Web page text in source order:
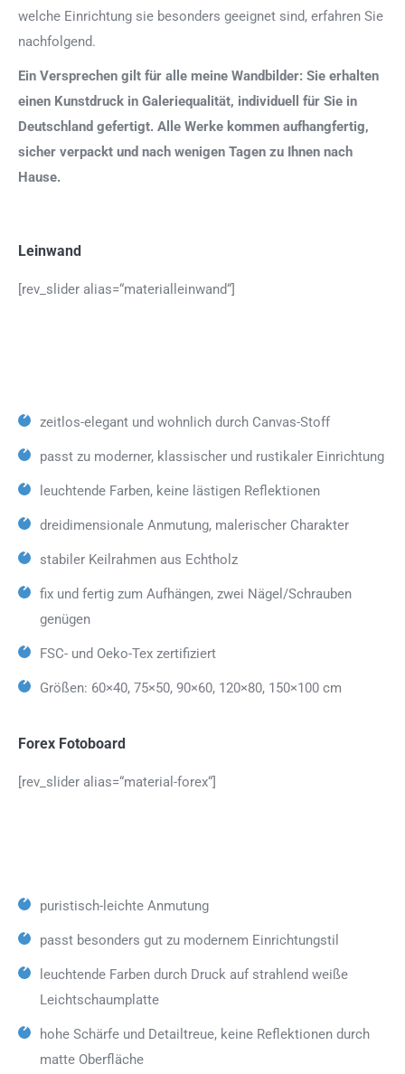
welche Einrichtung sie besonders geeignet sind, erfahren Sie
nachfolgend.
Ein Versprechen gilt für alle meine Wandbilder: Sie erhalten
einen Kunstdruck in Galeriequalität, individuell für Sie in
Deutschland gefertigt. Alle Werke kommen aufhangfertig,
sicher verpackt und nach wenigen Tagen zu Ihnen nach
Hause.
Leinwand
[rev_slider alias=“materialleinwand“]
zeitlos-elegant und wohnlich durch Canvas-Stoff
passt zu moderner, klassischer und rustikaler Einrichtung
leuchtende Farben, keine lästigen Reflektionen
dreidimensionale Anmutung, malerischer Charakter
stabiler Keilrahmen aus Echtholz
fix und fertig zum Aufhängen, zwei Nägel/Schrauben
genügen
FSC- und Oeko-Tex zertifiziert
Größen: 60×40, 75×50, 90×60, 120×80, 150×100 cm
Forex Fotoboard
[rev_slider alias=“material-forex“]
puristisch-leichte Anmutung
passt besonders gut zu modernem Einrichtungstil
leuchtende Farben durch Druck auf strahlend weiße
Leichtschaumplatte
hohe Schärfe und Detailtreue, keine Reflektionen durch
matte Oberfläche